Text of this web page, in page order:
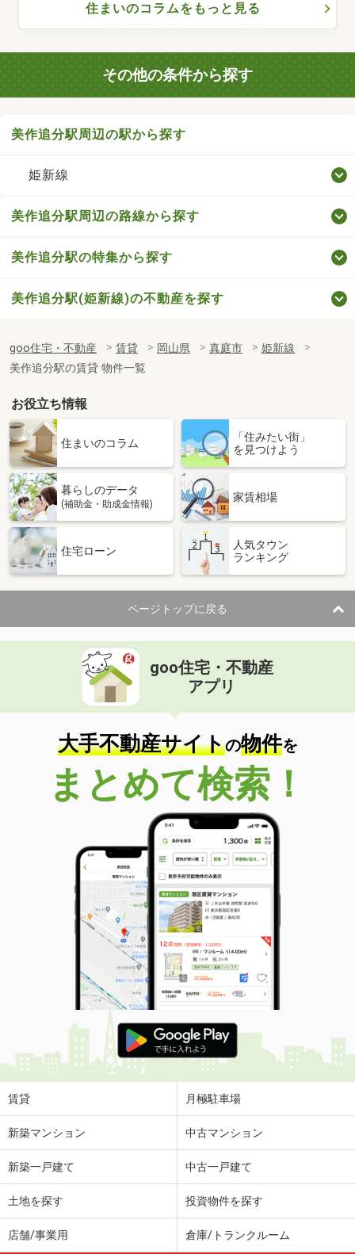
住まいのコラムをもっと見る
その他の条件から探す
美作追分駅周辺の駅から探す
姫新線
美作追分駅周辺の路線から探す
美作追分駅の特集から探す
美作追分駅(姫新線)の不動産を探す
goo住宅・不動産 賃貸 岡山県 真庭市
姫新線
美作追分駅の賃貸 物件一覧
お役立ち情報
住まいのコラム
「住みたい街」
を見つけよう
暮らしのデータ
(補助金・助成金情報)
家賃相場
住宅ローン
人気タウン
ランキング
ページトップに戻る
goo住宅・不動産
アプリ
大手不動産サイトの物件を
まとめて検索！
賃貸 月極駐車場
新築マンション 中古マンション
新築一戸建て 中古一戸建て
土地を探す 投資物件を探す
店舗/事業用 倉庫/トランクルーム